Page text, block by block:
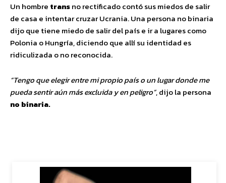
Un hombre transno rectificado contó sus miedos de salir
de casa e intentar cruzar Ucrania. Una persona no binaria
dijo que tiene miedo de salir del país e ir a lugares como
Polonia o Hungría, diciendo que allí su identidad es
ridiculizada o no reconocida.
“Tengo que elegir entre mi propio país o un lugar donde me
pueda sentir aún más excluida y en peligro”, dijo la persona
no binaria.